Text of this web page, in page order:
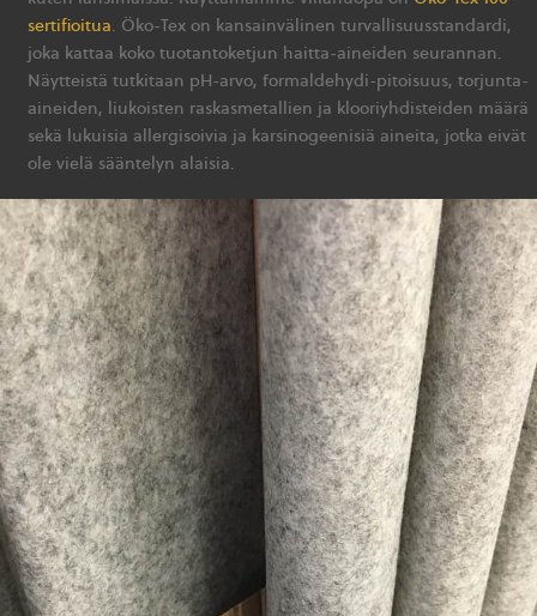
sertifioitua. Öko-Tex on kansainvälinen turvallisuusstandardi,
joka kattaa koko tuotantoketjun haitta-aineiden seurannan.
Näytteistä tutkitaan pH-arvo, formaldehydi-pitoisuus, torjunta-
aineiden, liukoisten raskasmetallien ja klooriyhdisteiden määrä
sekä lukuisia allergisoivia ja karsinogeenisiä aineita, jotka eivät
ole vielä sääntelyn alaisia.